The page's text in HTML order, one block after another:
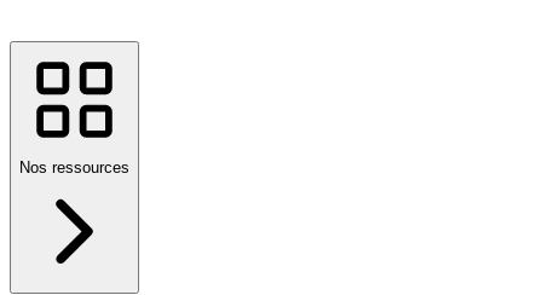
Nos ressources